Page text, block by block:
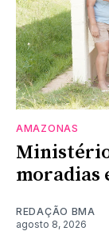
AMAZONAS
Ministério
moradias
REDAÇÃO BMA
agosto 8, 2026